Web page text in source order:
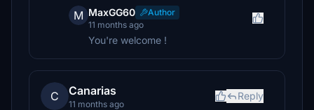
M MaxGG60
Author
11 months ago
You're welcome !
C Canarias
11 months ago
Reply